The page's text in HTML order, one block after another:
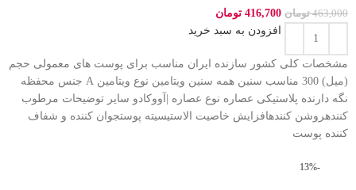
463,000 تومان 416,700 تومان
افزودن به سبد خرید
مشخصات کلی کشور سازنده ایران مناسب برای پوست های معمولی حجم
(میل) 300 مناسب سنین همه سنین ویتامین نوع ویتامین A جنس محفظه
نگه دارنده پلاستیکی عصاره نوع عصاره |آووکادو سایر توضیحات مرطوب
کنندهروشن کنندهافزایش خاصیت الاستیسیته پوستجوان کننده و شفاف
کننده پوست
-13%